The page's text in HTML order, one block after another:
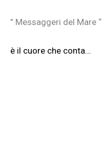
” Messaggeri del Mare “
è il cuore che conta…